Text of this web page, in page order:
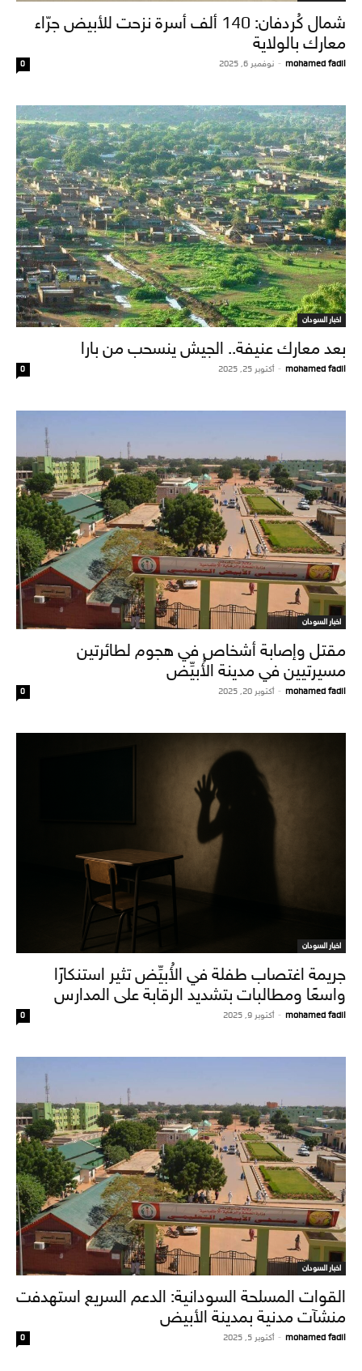
شمال كُردفان: 140 ألف أسرة نزحت للأبيض جرّاء
معارك بالولاية
mohamed fadil
- نوفمبر 6, 2025 0
اخبار السودان
بعد معارك عنيفة.. الجيش ينسحب من بارا
mohamed fadil
- أكتوبر 25, 2025 0
اخبار السودان
مقتل وإصابة أشخاص في هجوم لطائرتين
مسيرتيين في مدينة الأُبيِّض
mohamed fadil
- أكتوبر 20, 2025 0
اخبار السودان
جريمة اغتصاب طفلة في الأُبيِّض تثير استنكارًا
واسعًا ومطالبات بتشديد الرقابة على المدارس
mohamed fadil
- أكتوبر 9, 2025 0
اخبار السودان
القوات المسلحة السودانية: الدعم السريع استهدفت
منشآت مدنية بمدينة الأبيض
mohamed fadil
- أكتوبر 5, 2025 0